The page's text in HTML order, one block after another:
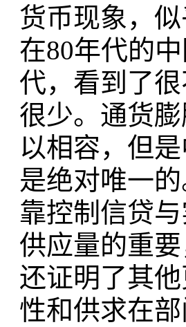
货币现象，
在80年代的
代，看到了
很少。通货
以相容，但
是绝对唯一
靠控制信贷
供应量的重
还证明了其
性和供求在